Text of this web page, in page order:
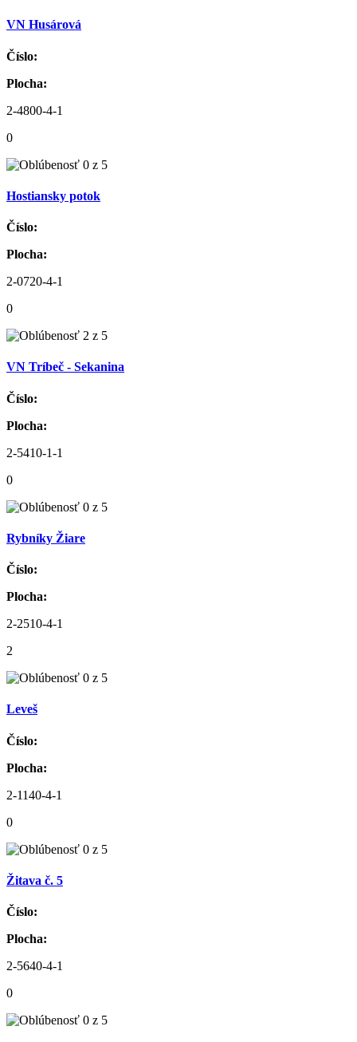
VN Husárová
Číslo:
Plocha:
2-4800-4-1
0
Hostiansky potok
Číslo:
Plocha:
2-0720-4-1
0
VN Tríbeč - Sekanina
Číslo:
Plocha:
2-5410-1-1
0
Rybníky Žiare
Číslo:
Plocha:
2-2510-4-1
2
Leveš
Číslo:
Plocha:
2-1140-4-1
0
Žitava č. 5
Číslo:
Plocha:
2-5640-4-1
0